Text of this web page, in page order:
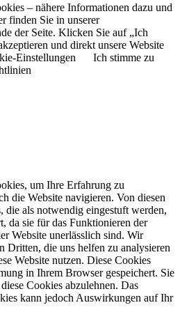
– nähere Informationen dazu und
finden Sie in unserer
der Seite. Klicken Sie auf „Ich
und direkt unsere Website
Einstellungen
Ich stimme zu
um Ihre Erfahrung zu
die Website navigieren. Von diesen
die als notwendig eingestuft werden,
da sie für das Funktionieren der
Website unerlässlich sind. Wir
Dritten, die uns helfen zu analysieren
Website nutzen. Diese Cookies
in Ihrem Browser gespeichert. Sie
Cookies abzulehnen. Das
kann jedoch Auswirkungen auf Ihr